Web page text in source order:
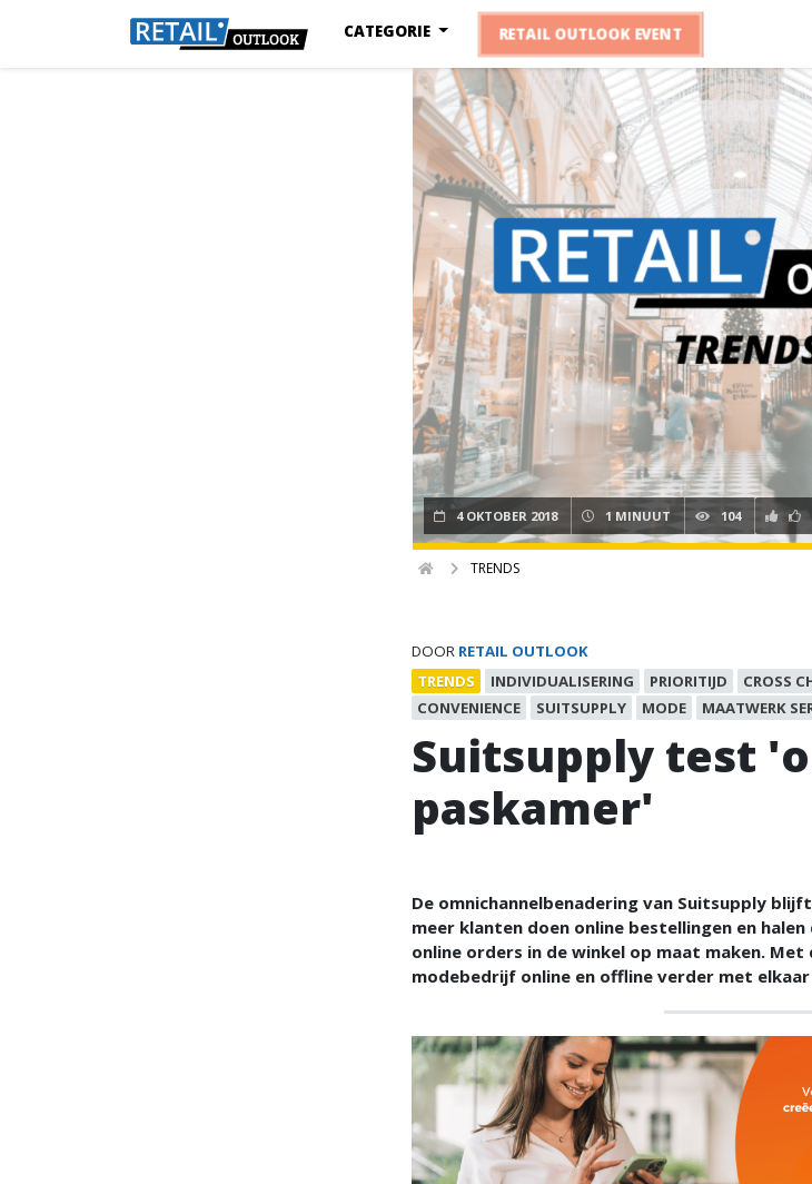
CATEGORIE RETAIL OUTLOOK EVENT
4 OKTOBER 2018 1 MINUUT 104
TRENDS
DOOR RETAIL OUTLOOK
TRENDS
INDIVIDUALISERING PRIORITIJD CROSS
CONVENIENCE
SUITSUPPLY MODE MAATWERK
Suitsupply test
paskamer'
De omnichannelbenadering van Suitsupply
meer klanten doen online bestellingen en
online orders in de winkel op maat maken.
modebedrijf online en offline verder met